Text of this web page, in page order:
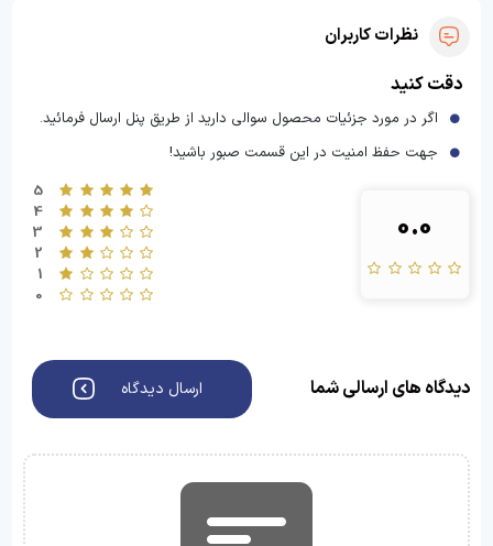
نظرات کاربران
دقت کنید
اگر در مورد جزئیات محصول سوالی دارید از طریق پنل ارسال فرمائید.
جهت حفظ امنیت در این قسمت صبور باشید!
0.0
5
4
3
2
1
0
دیدگاه های ارسالی شما ارسال دیدگاه